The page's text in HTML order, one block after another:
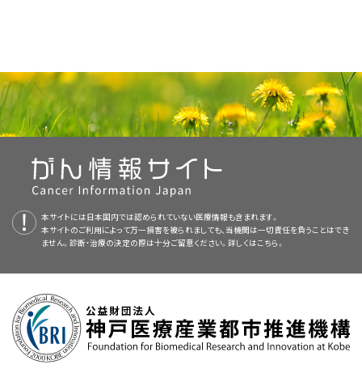
本サイトには日本国内では認められていない医療情報も含まれます。
本サイトのご利用によって万一損害を被られましても、当機関は一切責任を負うことはでき
ません。診断・治療の決定の際は十分ご留意ください。詳しくはこちら。